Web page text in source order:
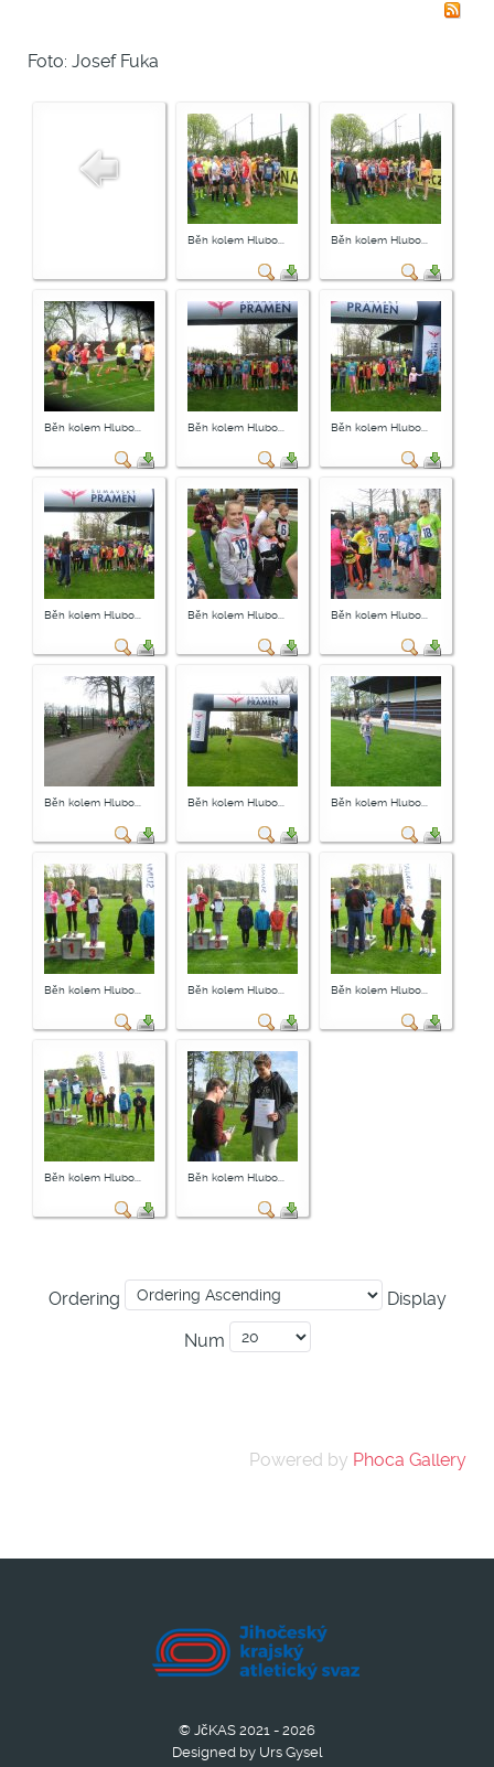
Foto: Josef Fuka
Běh kolem Hlubo... Běh kolem Hlubo...
Běh kolem Hlubo... Běh kolem Hlubo... Běh kolem Hlubo...
Běh kolem Hlubo... Běh kolem Hlubo... Běh kolem Hlubo...
Běh kolem Hlubo... Běh kolem Hlubo... Běh kolem Hlubo...
Běh kolem Hlubo... Běh kolem Hlubo... Běh kolem Hlubo...
Běh kolem Hlubo... Běh kolem Hlubo...
Ordering
Display
Num
Powered by Phoca Gallery
© JčKAS 2021 - 2026
Designed by Urs Gysel